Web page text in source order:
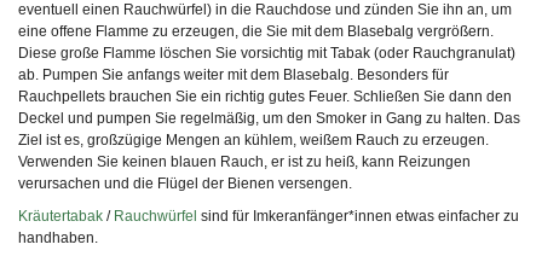
eventuell einen Rauchwürfel) in die Rauchdose und zünden Sie ihn an, um
eine offene Flamme zu erzeugen, die Sie mit dem Blasebalg vergrößern.
Diese große Flamme löschen Sie vorsichtig mit Tabak (oder Rauchgranulat)
ab. Pumpen Sie anfangs weiter mit dem Blasebalg. Besonders für
Rauchpellets brauchen Sie ein richtig gutes Feuer. Schließen Sie dann den
Deckel und pumpen Sie regelmäßig, um den Smoker in Gang zu halten. Das
Ziel ist es, großzügige Mengen an kühlem, weißem Rauch zu erzeugen.
Verwenden Sie keinen blauen Rauch, er ist zu heiß, kann Reizungen
verursachen und die Flügel der Bienen versengen.
Kräutertabak / Rauchwürfel sind für Imkeranfänger*innen etwas einfacher zu
handhaben.